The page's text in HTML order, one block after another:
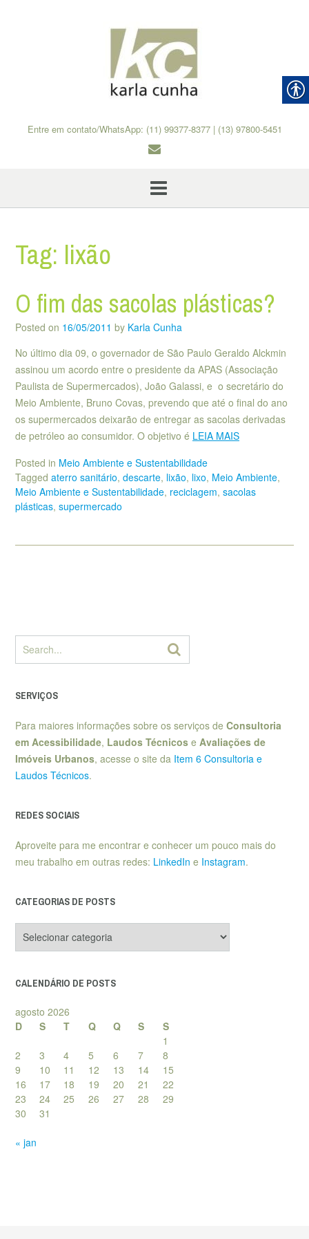
Entre em contato/WhatsApp: (11) 99377-8377 | (13) 97800-5451
Tag: lixão
O fim das sacolas plásticas?
Posted on 16/05/2011 by Karla Cunha
No último dia 09, o governador de São Paulo Geraldo Alckmin
assinou um acordo entre o presidente da APAS (Associação
Paulista de Supermercados), João Galassi, e o secretário do
Meio Ambiente, Bruno Covas, prevendo que até o final do ano
os supermercados deixarão de entregar as sacolas derivadas
de petróleo ao consumidor. O objetivo é LEIA MAIS
Posted in Meio Ambiente e Sustentabilidade
Tagged aterro sanitário, descarte, lixão, lixo, Meio Ambiente,
Meio Ambiente e Sustentabilidade, reciclagem, sacolas
plásticas, supermercado
SERVIÇOS
Para maiores informações sobre os serviços de Consultoria
em Acessibilidade, Laudos Técnicos e Avaliações de
Imóveis Urbanos, acesse o site da Item 6 Consultoria e
Laudos Técnicos.
REDES SOCIAIS
Aproveite para me encontrar e conhecer um pouco mais do
meu trabalho em outras redes: LinkedIn e Instagram.
CATEGORIAS DE POSTS
de
CALENDÁRIO DE POSTS
agosto 2026
D
S T Q Q S
S
1
2
3 4 5 6 7
8
9
10 11 12 13 14
15
16
17 18 19 20 21
22
23
24 25 26 27 28
29
30
31
« jan